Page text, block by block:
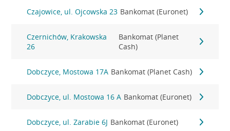
Czajowice, ul. Ojcowska 23 Bankomat (Euronet)
Czernichów, Krakowska
26
Bankomat (Planet
Cash)
Dobczyce, Mostowa 17A Bankomat (Planet Cash)
Dobczyce, ul. Mostowa 16 A Bankomat (Euronet)
Dobczyce, ul. Zarabie 6J Bankomat (Euronet)